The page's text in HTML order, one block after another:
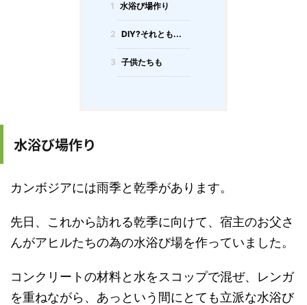
1 水浴び場作り
2 DIY?それとも...
3 子供たちも
水浴び場作り
カンボジアには雨季と乾季があります。
先日、これから訪れる乾季に向けて、宿主のお父さ
んがアヒルたちの為の水浴び場を作っていました。
コンクリートの材料と水をスコップで混ぜ、レンガ
を重ねながら、あっという間にとても立派な水浴び